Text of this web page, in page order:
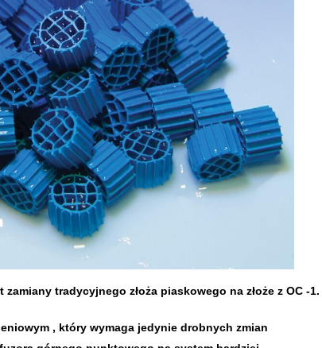
tradycyjnego złoża piaskowego na złoże z OC -1.
, który wymaga jedynie drobnych zmian